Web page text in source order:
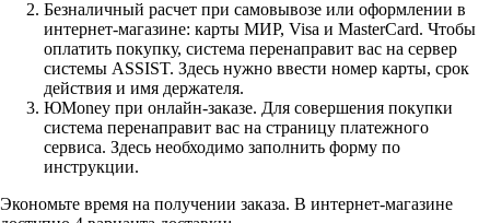
Безналичный расчет при самовывозе или оформлении в
интернет-магазине: карты МИР, Visa и MasterCard. Чтобы
оплатить покупку, система перенаправит вас на сервер
системы ASSIST. Здесь нужно ввести номер карты, срок
действия и имя держателя.
ЮMoney при онлайн-заказе. Для совершения покупки
система перенаправит вас на страницу платежного
сервиса. Здесь необходимо заполнить форму по
инструкции.
Экономьте время на получении заказа. В интернет-магазине